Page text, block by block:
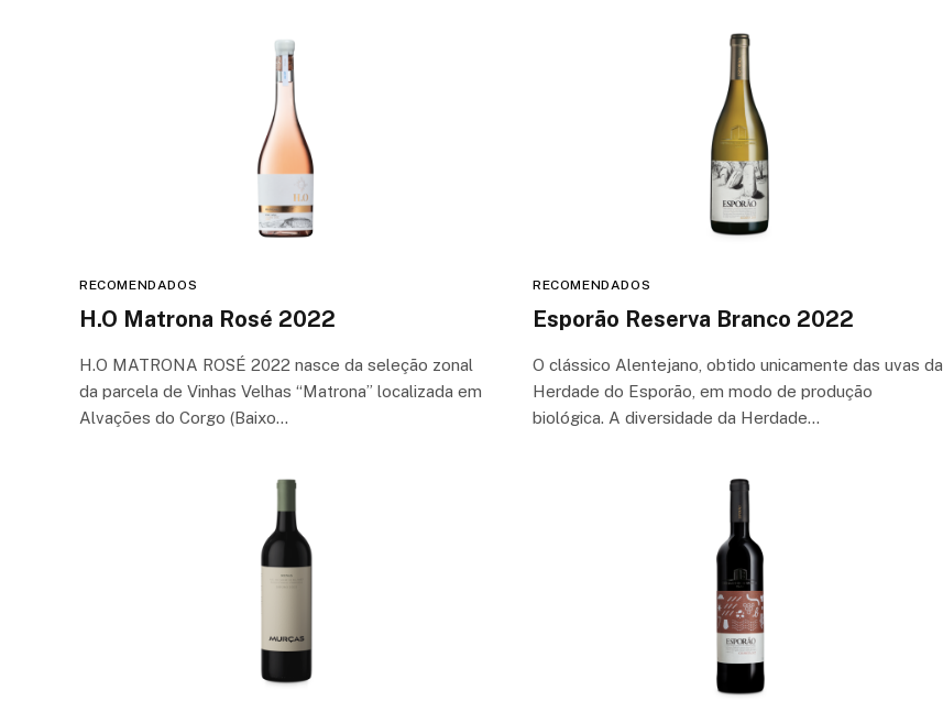
RECOMENDADOS
H.O Matrona Rosé 2022
H.O MATRONA ROSÉ 2022 nasce da seleção zonal
da parcela de Vinhas Velhas “Matrona” localizada em
Alvações do Corgo (Baixo…
RECOMENDADOS
Esporão Reserva Branco 2022
O clássico Alentejano, obtido unicamente das uvas da
Herdade do Esporão, em modo de produção
biológica. A diversidade da Herdade…